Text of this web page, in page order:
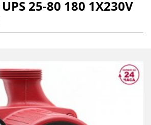
25-80 180 1X230V